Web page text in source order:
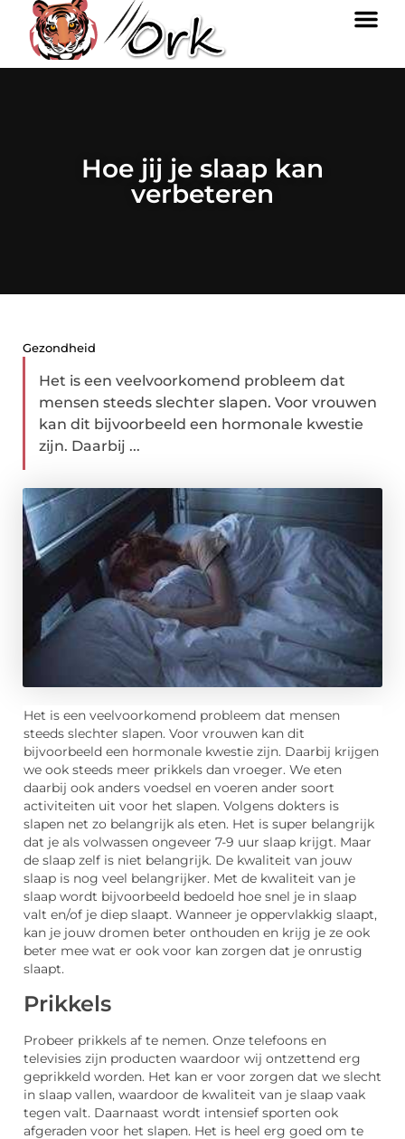
Hoe jij je slaap kan
verbeteren
Gezondheid
Het is een veelvoorkomend probleem dat
mensen steeds slechter slapen. Voor vrouwen
kan dit bijvoorbeeld een hormonale kwestie
zijn. Daarbij ...
Het is een veelvoorkomend probleem dat mensen
steeds slechter slapen. Voor vrouwen kan dit
bijvoorbeeld een hormonale kwestie zijn. Daarbij krijgen
we ook steeds meer prikkels dan vroeger. We eten
daarbij ook anders voedsel en voeren ander soort
activiteiten uit voor het slapen. Volgens dokters is
slapen net zo belangrijk als eten. Het is super belangrijk
dat je als volwassen ongeveer 7-9 uur slaap krijgt. Maar
de slaap zelf is niet belangrijk. De kwaliteit van jouw
slaap is nog veel belangrijker. Met de kwaliteit van je
slaap wordt bijvoorbeeld bedoeld hoe snel je in slaap
valt en/of je diep slaapt. Wanneer je oppervlakkig slaapt,
kan je jouw dromen beter onthouden en krijg je ze ook
beter mee wat er ook voor kan zorgen dat je onrustig
slaapt.
Prikkels
Probeer prikkels af te nemen. Onze telefoons en
televisies zijn producten waardoor wij ontzettend erg
geprikkeld worden. Het kan er voor zorgen dat we slecht
in slaap vallen, waardoor de kwaliteit van je slaap vaak
tegen valt. Daarnaast wordt intensief sporten ook
afgeraden voor het slapen. Het is heel erg goed om te